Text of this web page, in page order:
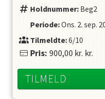
Holdnummer: Beg2
Periode:Ons. 2. sep.
Tilmeldte:6/10
Pris: 900,00 kr. kr.
TILMELD